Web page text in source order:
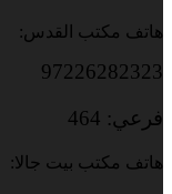
هاتف مكتب القدس:
97226282323
فرعي: 464
هاتف مكتب بيت جالا: